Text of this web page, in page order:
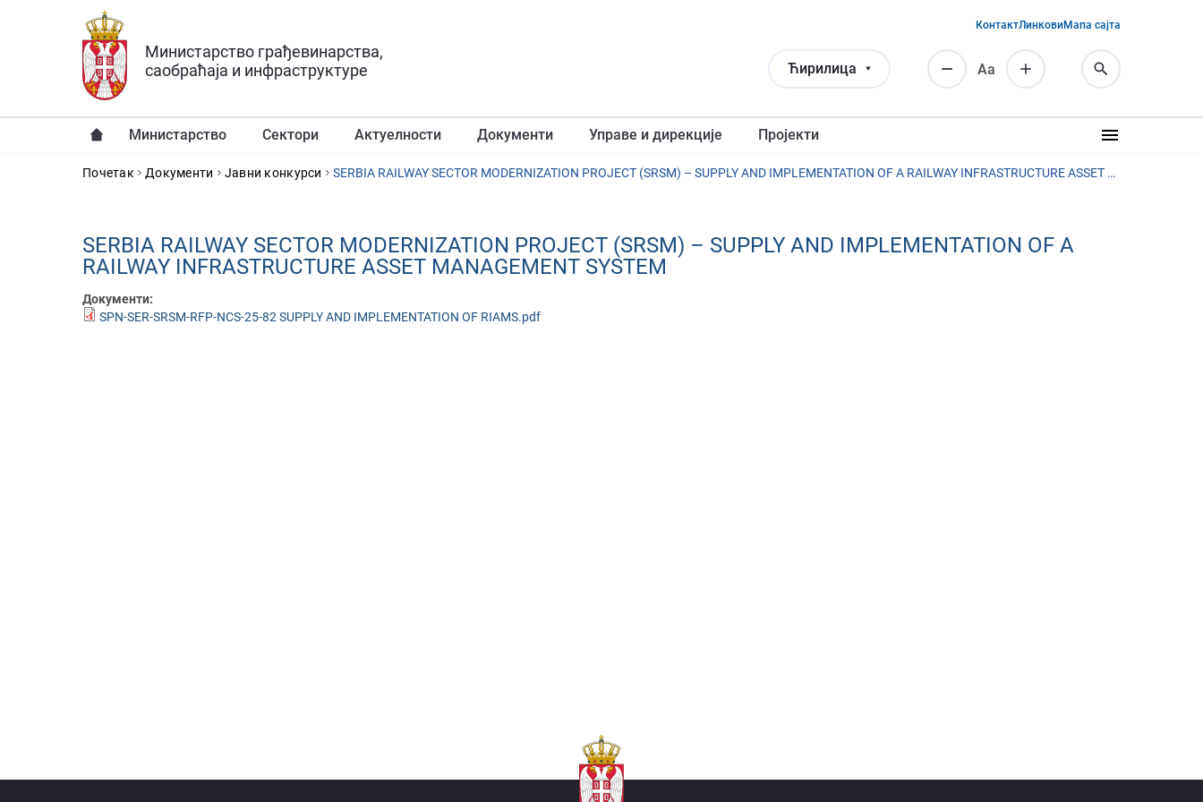
Прескочи на главни део садржаја
Министарство грађевинарства,
саобраћаја и инфраструктуре
Ћирилица Аа
КонтактЛинковиМапа сајта
Министарство Сектори Актуелности Документи Управе и дирекције Пројекти
YOU ARE HERE
Почетак Документи Јавни конкурси SERBIA RAILWAY SECTOR MODERNIZATION PROJECT (SRSM) – SUPPLY AND IMPLEMENTATION OF A RAILWAY INFRASTRUCTURE ASSET MANAGEMENT SYSTEM
SERBIA RAILWAY SECTOR MODERNIZATION PROJECT (SRSM) – SUPPLY AND IMPLEMENTATION OF A
RAILWAY INFRASTRUCTURE ASSET MANAGEMENT SYSTEM
Документи:
SPN-SER-SRSM-RFP-NCS-25-82 SUPPLY AND IMPLEMENTATION OF RIAMS.pdf